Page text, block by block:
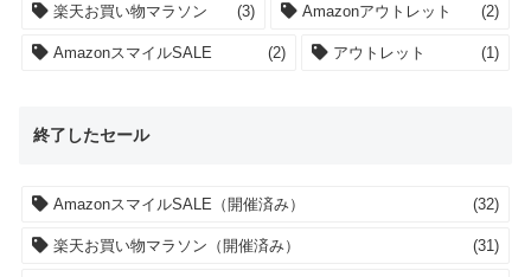
楽天お買い物マラソン (3) Amazonアウトレット (2)
AmazonスマイルSALE (2) アウトレット (1)
終了したセール
AmazonスマイルSALE（開催済み） (32)
楽天お買い物マラソン（開催済み） (31)